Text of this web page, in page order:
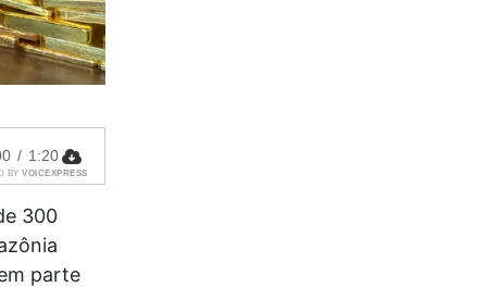
/ 1:20
BY VOICEXPRESS
300
parte